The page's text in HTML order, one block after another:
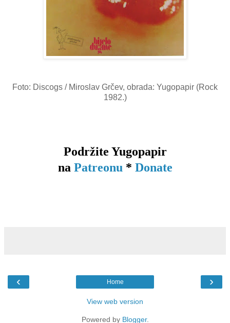
Foto: Discogs / Miroslav Grčev, obrada: Yugopapir (Rock
1982.)
Podržite Yugopapir
na Patreonu * Donate
‹ ›
Home
View web version
Powered by Blogger.